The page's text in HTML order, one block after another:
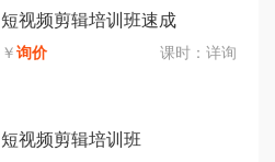
短视频剪辑培训班速成
￥询价 课时： 详询
短视频剪辑培训班